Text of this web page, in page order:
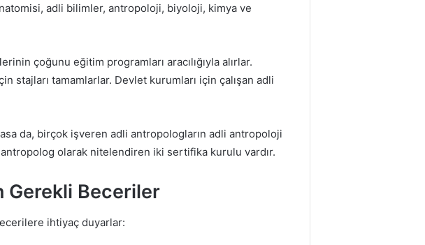
adli bilimler, antropoloji, biyoloji, kimya ve
çoğunu eğitim programları aracılığıyla alırlar.
stajları tamamlarlar. Devlet kurumları için çalışan adli
da, birçok işveren adli antropologların adli antropoloji
olarak nitelendiren iki sertifika kurulu vardır.
Gerekli Beceriler
ihtiyaç duyarlar: